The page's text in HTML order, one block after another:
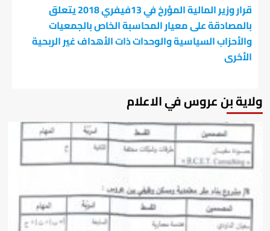
قرار وزير المالية المؤرخ في 13فيفري 2018 يتعلق
بالمصادقة على معيار المحاسبة الخاص بالجمعيات
والأحزاب السياسية والوحدات ذات الأهداف غير الربحية
الأخرى
ولاية بن عروس في الاعلام